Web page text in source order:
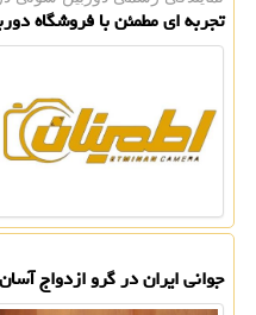
تجربه ای مطمئن با فروشگاه
جوانی ایران در گرو ازدواج